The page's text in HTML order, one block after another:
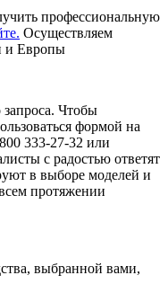
профессиональную
Осуществляем
и Европы
запроса. Чтобы
формой на
333-27-32 или
с радостью ответят
в выборе моделей и
протяжении
выбранной вами,